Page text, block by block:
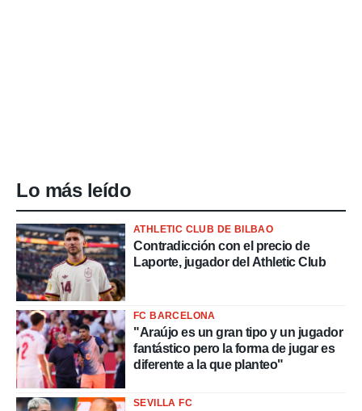
Lo más leído
ATHLETIC CLUB DE BILBAO
Contradicción con el precio de
Laporte, jugador del Athletic Club
FC BARCELONA
"Araújo es un gran tipo y un jugador
fantástico pero la forma de jugar es
diferente a la que planteo"
SEVILLA FC